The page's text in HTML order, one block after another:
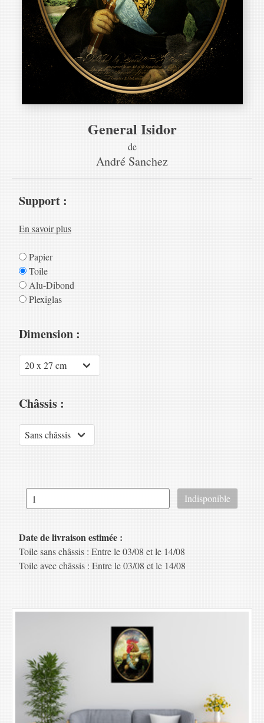
General Isidor
de
André Sanchez
Support :
En savoir plus
Papier
Toile
Alu-Dibond
Plexiglas
Dimension :
Châssis :
Date de livraison estimée :
Toile sans châssis : Entre le 03/08 et le 14/08
Toile avec châssis : Entre le 03/08 et le 14/08